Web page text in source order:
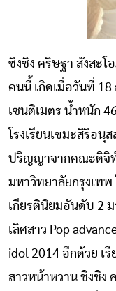
ชิงชิง คริษฐา สังสะโ
คนนี้ เกิดเมื่อวันที่ 18
เซนติเมตร น้ำหนัก
โรงเรียนเขมะสิริอนุ
ปริญญาจากคณะดิจิ
มหาวิทยาลัยกรุงเทพ
เกียรตินิยมอันดับ 2
เลิศสาว Pop
idol 2014 อีกด้วย เรี
สาวหน้าหวาน ชิงชิง